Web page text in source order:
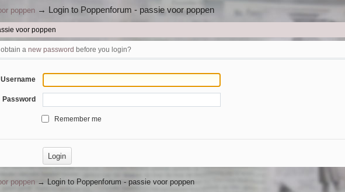
poppen → Login to Poppenforum - passie voor poppen
voor poppen
a new password before you login?
Username
Password
Remember me
poppen → Login to Poppenforum - passie voor poppen